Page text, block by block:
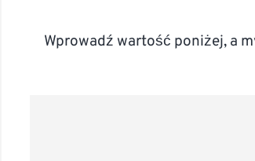
Wprowadź wartość poniżej, a